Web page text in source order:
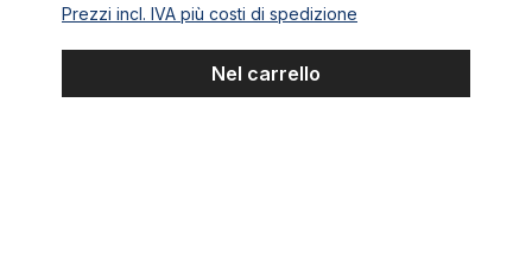
Prezzi incl. IVA più costi di spedizione
Nel carrello